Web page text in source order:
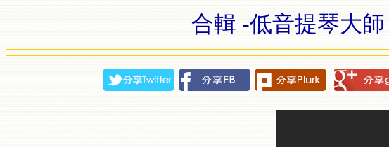
合輯 -低音提琴大師